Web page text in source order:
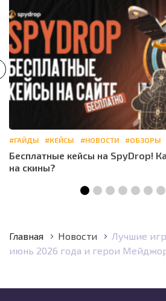
#ГАЙДЫ #КЕЙСЫ #НОВОСТИ #ОБЗОРЫ
Бесплатные кейсы на SpyDrop!
на скины?
Главная Новости
Лучшие
июнь 2026 года и герои